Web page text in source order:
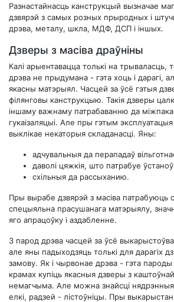
Разнастайнасць канструкцый вызначае
дзвярэй з самых розных прыродных і
дрэва, металу, шкла, МДФ, ДСП і іншых.
Дзверы з масіва драўніны
Калі арыентавацца толькі на трываласць,
дрэва не прыдумана - гэта хоць і дарагі,
якасны матэрыял. Часцей за ўсё гэтыя
філянговы канструкцыю. Такія дзверы
іншаму важнаму патрабаванню да
гукаізаляцыі. Але пры гэтым эксплуатацыя
выклікае некаторыя складанасці. Яны:
адчувальныя да перападаў
даволі цяжкія, што патрабуе
схільныя да рассыханию.
Пры вырабе дзвярэй з масіва патрабуюць
спецыяльна прасушанага матэрыялу,
яго апрацоўку і аздабленне.
З парод дрэва часцей за ўсё
але яны падыходзяць толькі для дарагіх
замову. Як і чырвонае дрэва - гэта
крамах купіць якасныя дзверы з
немагчыма. Але можна знайсці нядрэнныя
елкі, радзей - лістоўніцы. Пры